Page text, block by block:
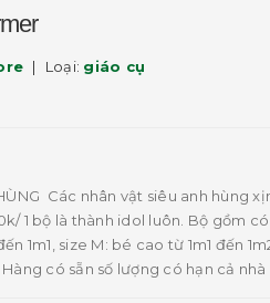
Loại: giáo cụ
Các nhân vật siêu anh hùng
1 bộ là thành idol luôn. Bộ gồm có
1m1, size M: bé cao từ 1m1 đến
có sẵn số lượng có hạn cả nhà